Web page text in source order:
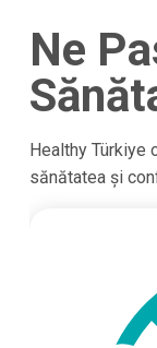
Ne
Healthy Türkiye
sănătatea și